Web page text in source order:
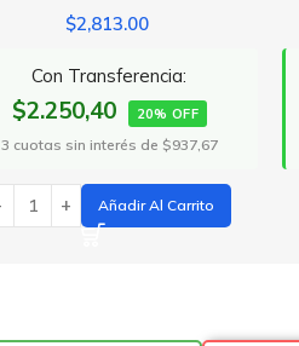
$6,000.00
Con Transferencia:
$4.800,00 20% OFF
3 cuotas sin interés de $2.000,00
Añadir Al Carrito